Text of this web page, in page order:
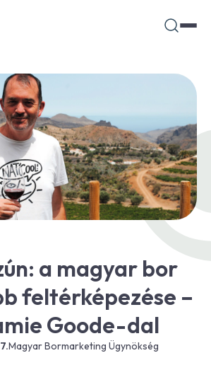
a magyar bor
feltérképezése –
Goode-dal
Magyar Bormarketing Ügynökség